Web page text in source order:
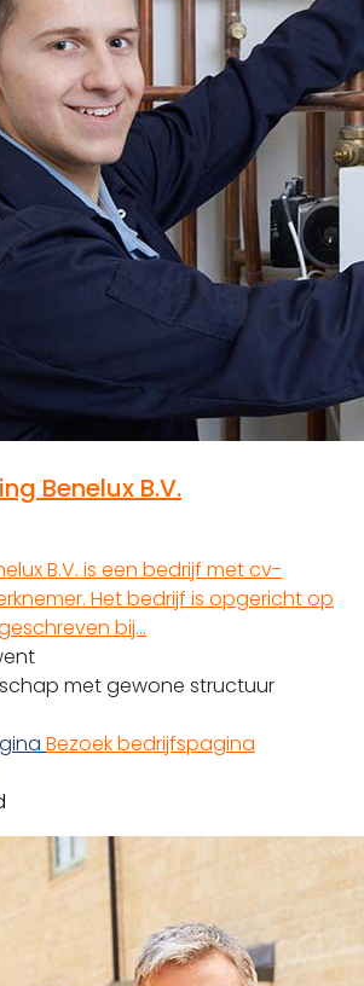
Benelux B.V.
B.V. is een bedrijf met cv-
Het bedrijf is opgericht op
bij…
met gewone structuur
Bezoek bedrijfspagina